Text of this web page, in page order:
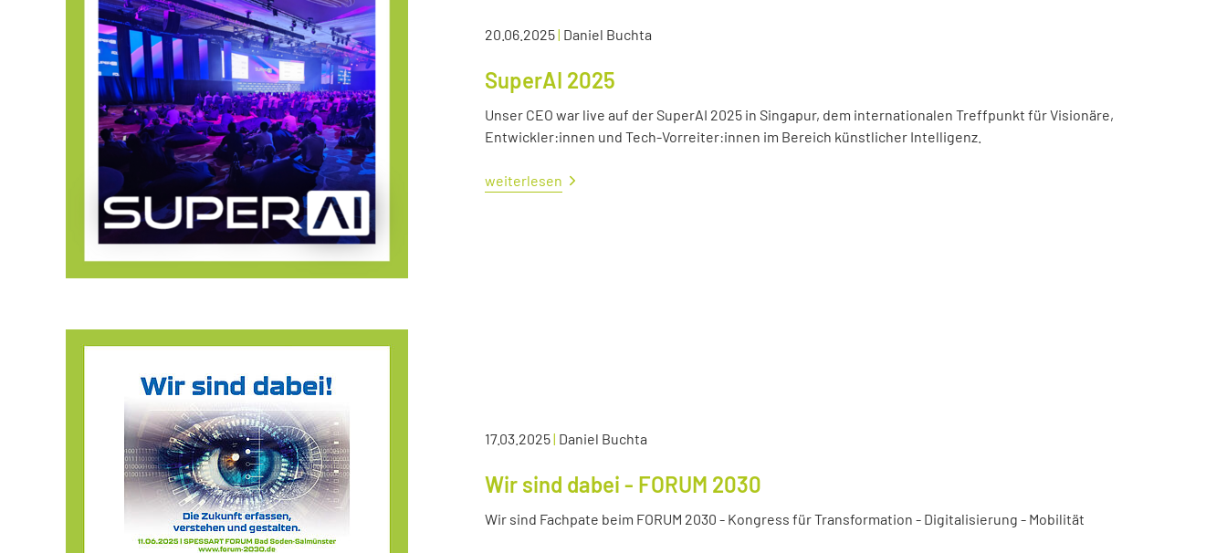
20.06.2025| Daniel Buchta
SuperAI 2025
Unser CEO war live auf der SuperAI 2025 in Singapur, dem internationalen Treffpunkt für Visionäre,
Entwickler:innen und Tech-Vorreiter:innen im Bereich künstlicher Intelligenz.
weiterlesen
17.03.2025| Daniel Buchta
Wir sind dabei - FORUM 2030
Wir sind Fachpate beim FORUM 2030 - Kongress für Transformation - Digitalisierung - Mobilität